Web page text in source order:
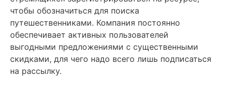
чтобы обозначиться для поиска
путешественниками. Компания постоянно
обеспечивает активных пользователей
выгодными предложениями с существенными
скидками, для чего надо всего лишь подписаться
на рассылку.